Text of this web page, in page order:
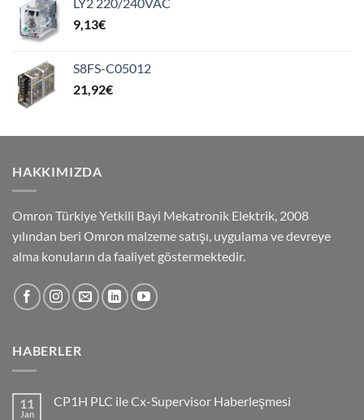
9,13€
S8FS-C05012
21,92€
HAKKIMIZDA
Omron Türkiye Yetkili Bayi Mekatronik Elektrik, 2008
yılından beri Omron malzeme satışı, uygulama ve devreye
alma konuların da faaliyet göstermektedir.
HABERLER
11
Jan
CP1H PLC ile Cx-Supervisor Haberleşmesi